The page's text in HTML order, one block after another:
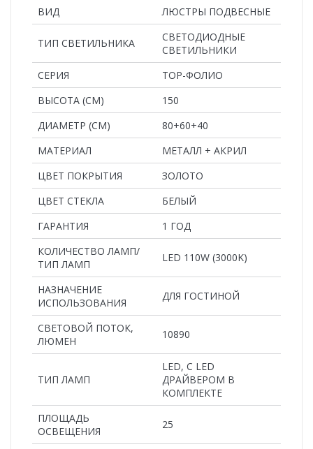
ВИД
ЛЮСТРЫ ПОДВЕСНЫЕ
ТИП СВЕТИЛЬНИКА
СВЕТОДИОДНЫЕ
СВЕТИЛЬНИКИ
СЕРИЯ
ТОР-ФОЛИО
ВЫСОТА (СМ)
150
ДИАМЕТР (СМ)
80+60+40
MАТЕРИАЛ
МЕТАЛЛ + АКРИЛ
ЦВЕТ ПОКРЫТИЯ
ЗОЛОТО
ЦВЕТ СТЕКЛА
БЕЛЫЙ
ГАРАНТИЯ
1 ГОД
КОЛИЧЕСТВО ЛАМП/
ТИП ЛАМП
LED 110W (3000K)
НАЗНАЧЕНИЕ
ИСПОЛЬЗОВАНИЯ
ДЛЯ ГОСТИНОЙ
СВЕТОВОЙ ПОТОК,
ЛЮМЕН
10890
ТИП ЛАМП
LED, С LED
ДРАЙВЕРОМ В
КОМПЛЕКТЕ
ПЛОЩАДЬ
ОСВЕЩЕНИЯ
25